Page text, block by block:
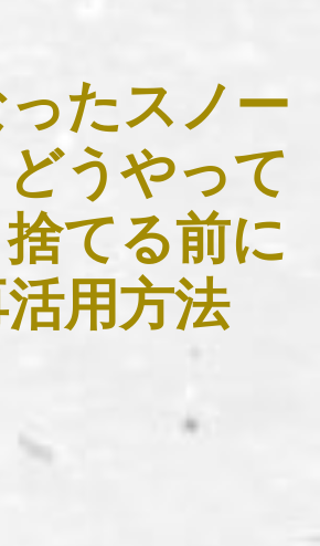
たスノー
うやって
てる前に
用方法